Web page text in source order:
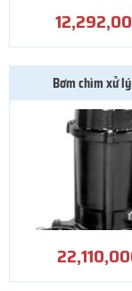
Bơm chìm xử